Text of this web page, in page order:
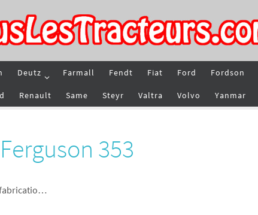
Deutz Farmall Fendt Fiat Ford Fordson
Renault Same Steyr Valtra Volvo Yanmar
353
fabricatio…